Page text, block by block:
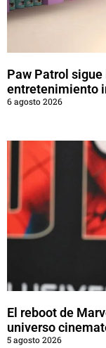
Paw Patrol
entretenimiento
6 agosto 2026
El reboot de
universo
5 agosto 2026